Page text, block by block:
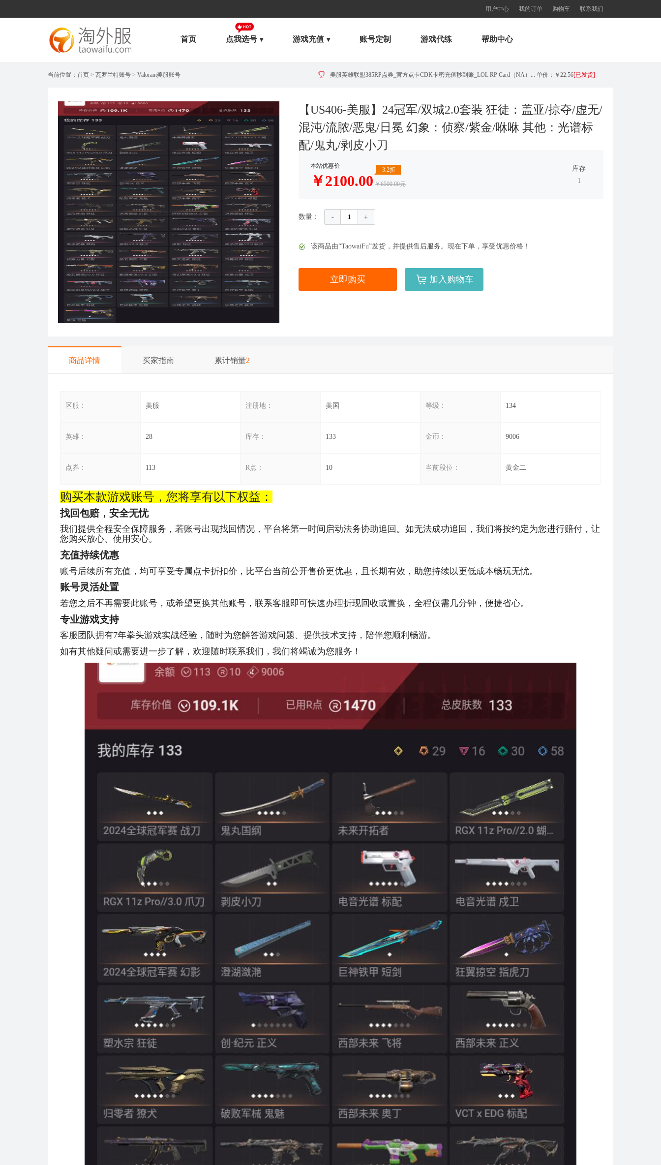
用户中心 我的订单 购物车 联系我们
首页 点我选号 游戏充值 账号定制 游戏代练 帮助中心
当前位置： 首页 > 瓦罗兰特账号 > Valorant美服账号 美服英雄联盟385RP点券_官方点卡CDK卡密充值秒到账_LOL RP Card（NA）... 单价：￥22.56[已发货]
欧服瓦罗兰特3550VP点数_官方点卡CDK卡密充值秒到账_Valorant Points Card（EU... 单价：￥227.18 [已发货]
【老号不封-纯净全新】（可直接排位）英雄联盟西欧服30级以上账号，20+随机英雄 36000+蓝色精粹（金... 单价：￥99
美服英雄联盟2975RP点券_官方点卡CDK卡密充值秒到账_LOL RP Card（NA）... 单价：￥157.21[已发货]
【US406-美服】24冠军/双城2.0套装 狂徒：盖亚/掠夺/虚无/
混沌/流脓/恶鬼/日冕 幻象：侦察/紫金/咻咻 其他：光谱标
配/鬼丸/剥皮小刀
3.2折
本站优惠价
￥2100.00 ￥6500.00元
库存
1
数量： - +
该商品由“TaowaiFu”发货，并提供售后服务。现在下单，享受优惠价格！
立即购买 加入购物车
商品详情 买家指南 累计销量2
区服： 美服 注册地： 美国 等级： 134
英雄： 28 库存： 133 金币： 9006
点券： 113 R点： 10 当前段位： 黄金二
购买本款游戏账号，您将享有以下权益：
找回包赔，安全无忧
我们提供全程安全保障服务，若账号出现找回情况，平台将第一时间启动法务协助追回。如无法成功追回，我们将按约定为您进行赔付，让
您购买放心、使用安心。
充值持续优惠
账号后续所有充值，均可享受专属点卡折扣价，比平台当前公开售价更优惠，且长期有效，助您持续以更低成本畅玩无忧。
账号灵活处置
若您之后不再需要此账号，或希望更换其他账号，联系客服即可快速办理折现回收或置换，全程仅需几分钟，便捷省心。
专业游戏支持
客服团队拥有7年拳头游戏实战经验，随时为您解答游戏问题、提供技术支持，陪伴您顺利畅游。
如有其他疑问或需要进一步了解，欢迎随时联系我们，我们将竭诚为您服务！